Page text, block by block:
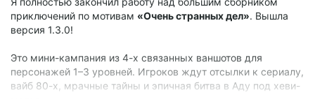
приключений по мотивам «Очень странных дел». Вышла
версия 1.3.0!
Это мини-кампания из 4-х связанных ваншотов для
персонажей 1–3 уровней. Игроков ждут отсылки к сериалу,
вайб 80-х, мрачные тайны и эпичная битва в Аду под хеви-